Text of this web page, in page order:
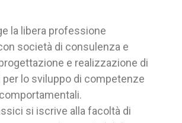
la libera professione
società di consulenza e
e realizzazione di
lo sviluppo di competenze
si iscrive alla facoltà di